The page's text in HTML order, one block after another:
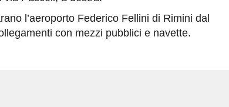
l’aeroporto Federico Fellini di Rimini dal
con mezzi pubblici e navette.